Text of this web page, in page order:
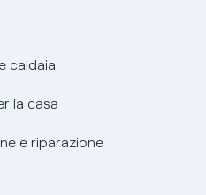
per offerte Fibra
caldaia
la casa
e riparazione